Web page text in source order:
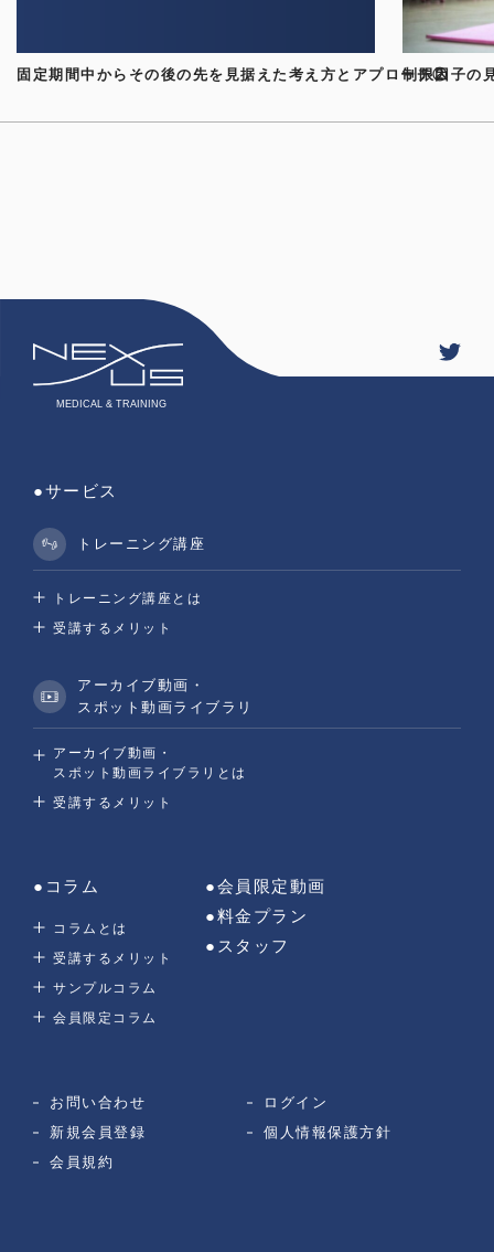
固定期間中からその後の先を見据えた考え方とアプローチ②
制限因子の
●サービス
トレーニング講座
トレーニング講座とは
受講するメリット
アーカイブ動画・
スポット動画ライブラリ
アーカイブ動画・
スポット動画ライブラリとは
受講するメリット
●コラム
コラムとは
受講するメリット
サンプルコラム
会員限定コラム
●会員限定動画
●料金プラン
●スタッフ
お問い合わせ
ログイン
新規会員登録
個人情報保護方針
会員規約